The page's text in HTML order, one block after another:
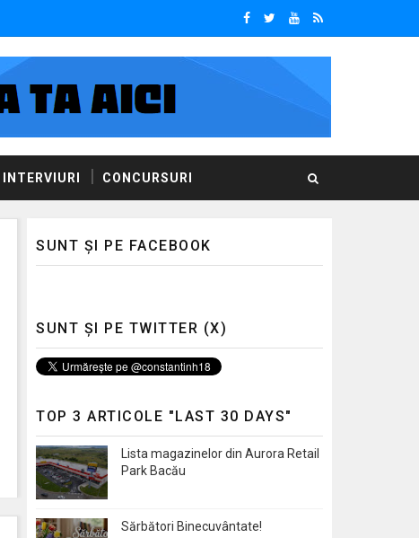
INTERVIURI CONCURSURI
SUNT ȘI PE FACEBOOK
SUNT ȘI PE TWITTER (X)
TOP 3 ARTICOLE "LAST 30 DAYS"
Lista magazinelor din Aurora Retail
Park Bacău
Sărbători Binecuvântate!